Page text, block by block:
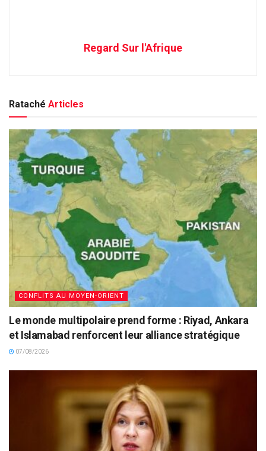
Regard Sur l'Afrique
Rataché Articles
CONFLITS AU MOYEN-ORIENT
Le monde multipolaire prend forme : Riyad, Ankara
et Islamabad renforcent leur alliance stratégique
07/08/2026